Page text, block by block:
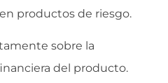
productos de riesgo.
sobre la
del producto.